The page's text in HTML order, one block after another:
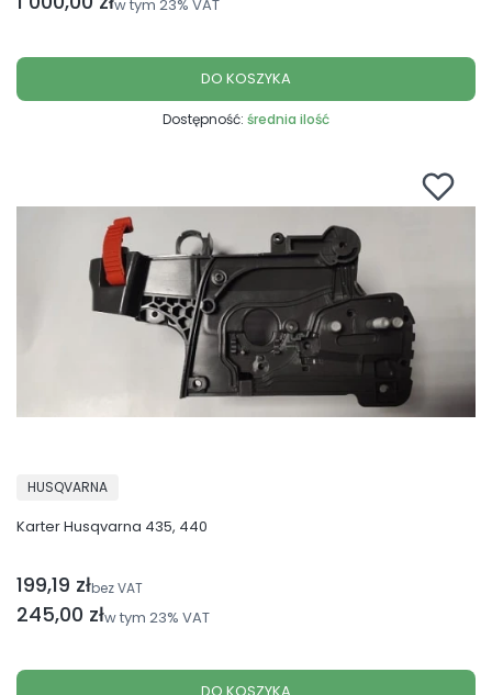
w tym 23% VAT
DO KOSZYKA
Dostępność: średnia ilość
Karter Husqvarna 435, 440
PRODUCENT
HUSQVARNA
Cena brutto
245,00 złw tym 23% VAT
Cena netto
199,19 złbez VAT